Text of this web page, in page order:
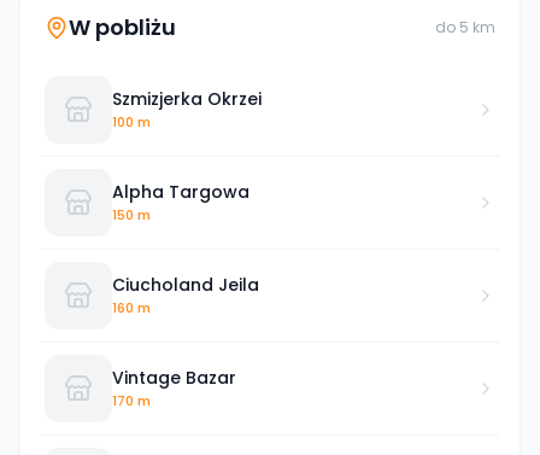
W pobliżu do 5 km
Szmizjerka Okrzei
100 m
Alpha Targowa
150 m
Ciucholand Jeila
160 m
Vintage Bazar
170 m